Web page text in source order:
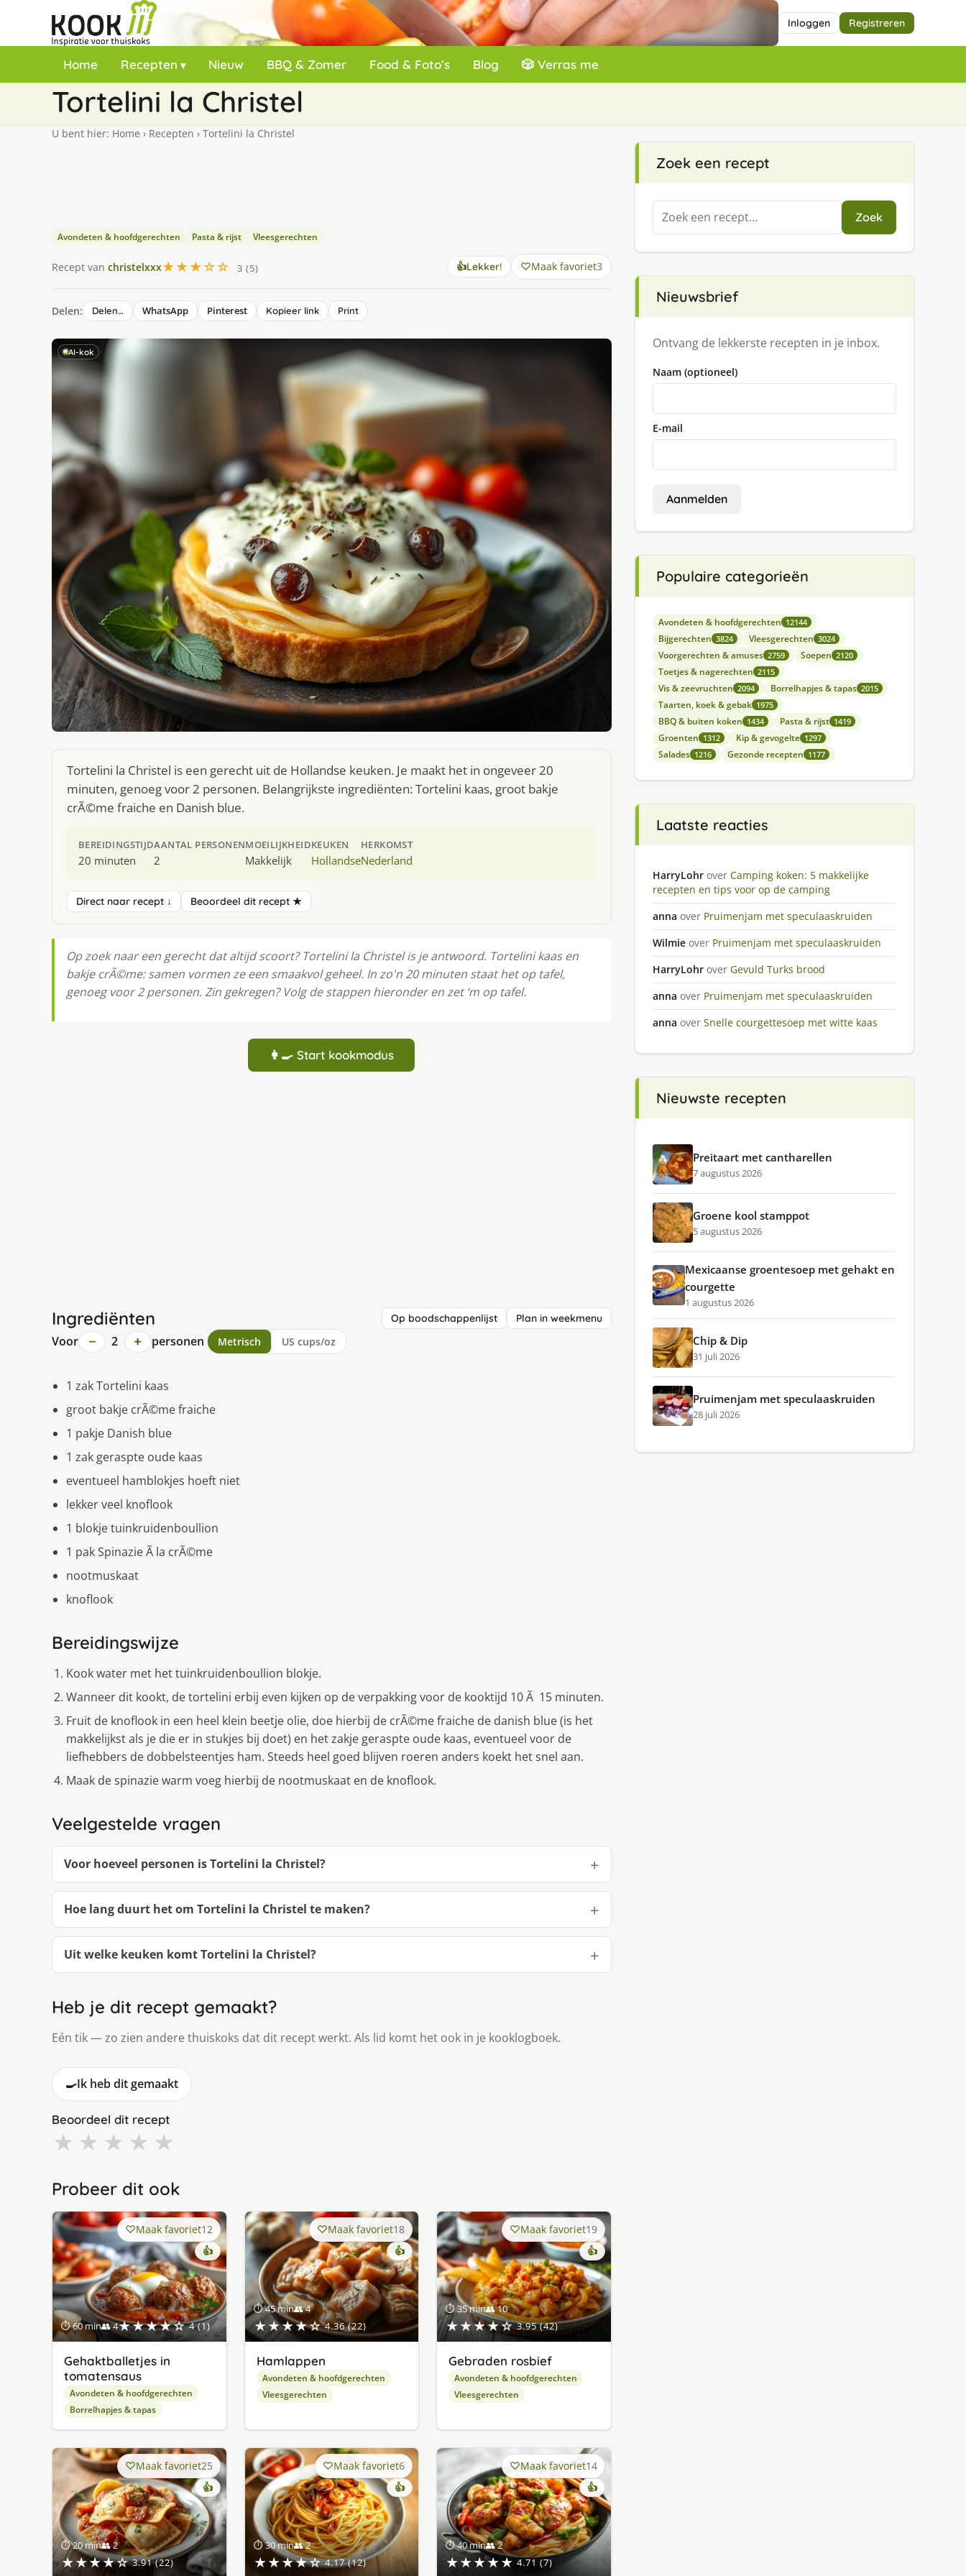
Inloggen Registreren
Home Recepten Nieuw BBQ & Zomer Food & Foto’s Blog 🎲 Verras me
Tortelini la Christel
U bent hier: Home › Recepten › Tortelini la Christel
Avondeten & hoofdgerechten Pasta & rijst Vleesgerechten
Recept van christelxxx★★★☆☆ 3 (5) 👍Lekker! Maak favoriet3
Delen: Delen… WhatsApp Pinterest Kopieer link Print
AI-kok
Tortelini la Christel is een gerecht uit de Hollandse keuken. Je maakt het in ongeveer 20
minuten, genoeg voor 2 personen. Belangrijkste ingrediënten: Tortelini kaas, groot bakje
crÃ©me fraiche en Danish blue.
BEREIDINGSTIJD
20 minuten
AANTAL PERSONEN
2
MOEILIJKHEID
Makkelijk
KEUKEN
Hollandse
HERKOMST
Nederland
Direct naar recept ↓ Beoordeel dit recept ★
Op zoek naar een gerecht dat altijd scoort? Tortelini la Christel is je antwoord. Tortelini kaas en
bakje crÃ©me: samen vormen ze een smaakvol geheel. In zo'n 20 minuten staat het op tafel,
genoeg voor 2 personen. Zin gekregen? Volg de stappen hieronder en zet ‘m op tafel.
👩‍🍳 Start kookmodus
Ingrediënten Op boodschappenlijst Plan in weekmenu
Voor − 2 + personen Metrisch US cups/oz
1 zak Tortelini kaas
groot bakje crÃ©me fraiche
1 pakje Danish blue
1 zak geraspte oude kaas
eventueel hamblokjes hoeft niet
lekker veel knoflook
1 blokje tuinkruidenboullion
1 pak Spinazie Ã la crÃ©me
nootmuskaat
knoflook
Bereidingswijze
Kook water met het tuinkruidenboullion blokje.
Wanneer dit kookt, de tortelini erbij even kijken op de verpakking voor de kooktijd 10 Ã 15 minuten.
Fruit de knoflook in een heel klein beetje olie, doe hierbij de crÃ©me fraiche de danish blue (is het
makkelijkst als je die er in stukjes bij doet) en het zakje geraspte oude kaas, eventueel voor de
liefhebbers de dobbelsteentjes ham. Steeds heel goed blijven roeren anders koekt het snel aan.
Maak de spinazie warm voeg hierbij de nootmuskaat en de knoflook.
Veelgestelde vragen
Voor hoeveel personen is Tortelini la Christel?
Hoe lang duurt het om Tortelini la Christel te maken?
Uit welke keuken komt Tortelini la Christel?
Heb je dit recept gemaakt?
Eén tik — zo zien andere thuiskoks dat dit recept werkt. Als lid komt het ook in je kooklogboek.
🍳Ik heb dit gemaakt
Beoordeel dit recept
★ ★ ★ ★ ★
Probeer dit ook
⏱ 60 min👥 4★★★★☆ 4 (1)
Maak favoriet12
👍
Gehaktballetjes in
tomatensaus
Avondeten & hoofdgerechten
Borrelhapjes & tapas
⏱ 45 min👥 4
★★★★☆ 4.36 (22)
Maak favoriet18
👍
Hamlappen
Avondeten & hoofdgerechten
Vleesgerechten
⏱ 35 min👥 10
★★★★☆ 3.95 (42)
Maak favoriet19
👍
Gebraden rosbief
Avondeten & hoofdgerechten
Vleesgerechten
⏱ 20 min👥 2
★★★★☆ 3.91 (22)
Maak favoriet25
👍
⏱ 30 min👥 2
★★★★☆ 4.17 (12)
Maak favoriet6
👍
⏱ 40 min👥 2
★★★★★ 4.71 (7)
Maak favoriet14
👍
Zoek een recept
Zoeken
naar:
Zoek
Nieuwsbrief
Ontvang de lekkerste recepten in je inbox.
Naam (optioneel)
E-mail
Aanmelden
Populaire categorieën
Avondeten & hoofdgerechten 12144
Bijgerechten 3824 Vleesgerechten 3024
Voorgerechten & amuses 2759 Soepen 2120
Toetjes & nagerechten 2115
Vis & zeevruchten 2094 Borrelhapjes & tapas 2015
Taarten, koek & gebak 1975
BBQ & buiten koken 1434 Pasta & rijst 1419
Groenten 1312 Kip & gevogelte 1297
Salades 1216 Gezonde recepten 1177
Laatste reacties
HarryLohr over Camping koken: 5 makkelijke
recepten en tips voor op de camping
anna over Pruimenjam met speculaaskruiden
Wilmie over Pruimenjam met speculaaskruiden
HarryLohr over Gevuld Turks brood
anna over Pruimenjam met speculaaskruiden
anna over Snelle courgettesoep met witte kaas
Nieuwste recepten
Preitaart met cantharellen
7 augustus 2026
Groene kool stamppot
5 augustus 2026
Mexicaanse groentesoep met gehakt en
courgette
1 augustus 2026
Chip & Dip
31 juli 2026
Pruimenjam met speculaaskruiden
28 juli 2026